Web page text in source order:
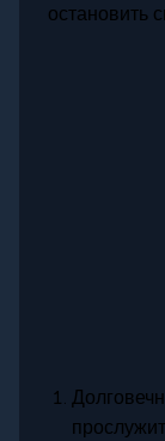
остановить